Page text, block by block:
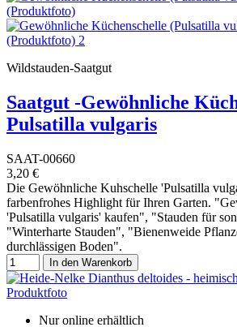
Wildstauden-Saatgut
Saatgut -Gewöhnliche
Pulsatilla vulgaris
SAAT-00660
3,20 €
Die Gewöhnliche Kuhschelle 'Pulsatilla
farbenfrohes Highlight für Ihren Garten.
'Pulsatilla vulgaris' kaufen", "Stauden für
"Winterharte Stauden", "Bienenweide
durchlässigen Boden".
In den Warenkorb
Nur online erhältlich